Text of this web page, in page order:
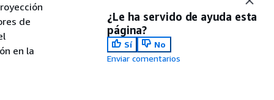
de
en la
¿Le ha servido de ayuda esta
página?
Sí
No
Enviar comentarios